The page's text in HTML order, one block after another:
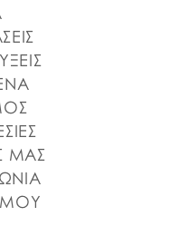
και Βορείων
Περιφέρειας
του Οργανισμού
Εύβοιας.
με την
ΜΑΣ